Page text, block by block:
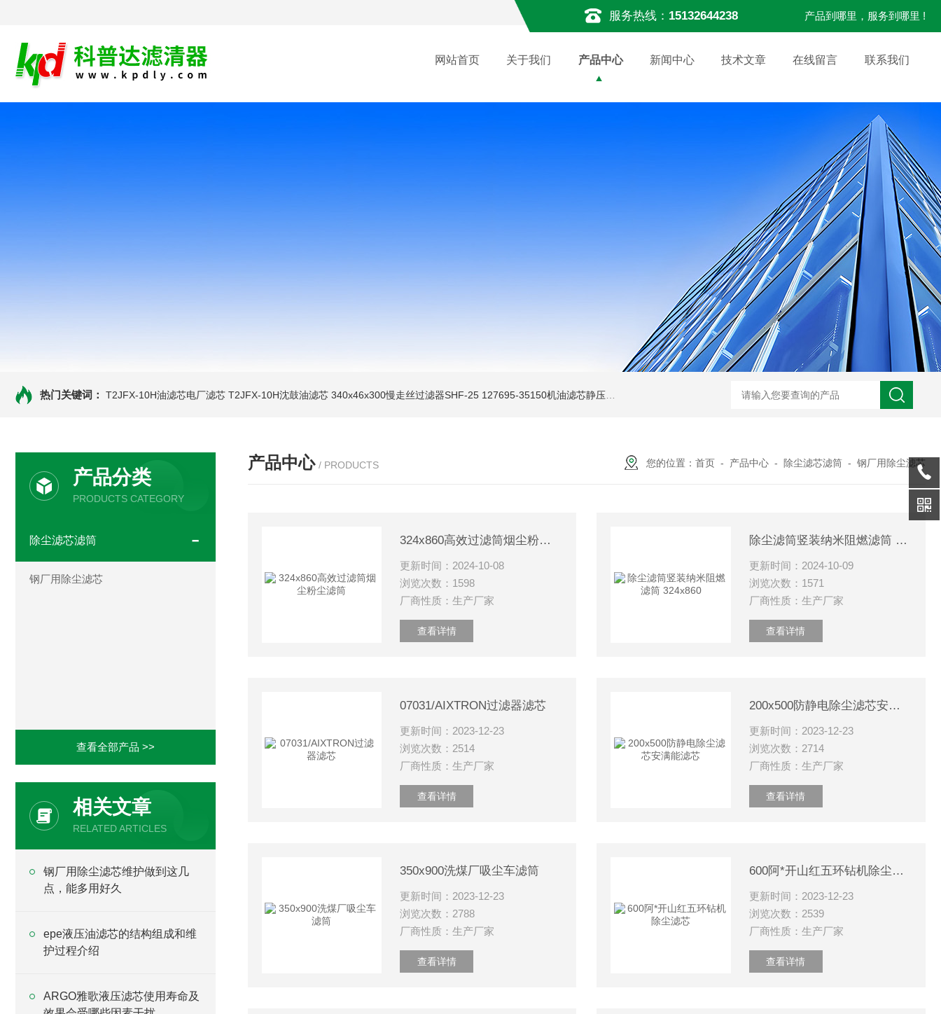
服务热线： 15132644238 产品到哪里，服务到哪里 !
网站首页 关于我们 产品中心 新闻中心 技术文章 在线留言 联系我们
热门关键词： T2JFX-10H油滤芯电厂滤芯 T2JFX-10H沈鼓油滤芯 340x46x300慢走丝过滤器SHF-25 127695-35150机油滤芯静压机滤芯 0250DN010BN4HC液压油滤芯 CST71005离心机滤芯 RFA-630*10/
产品分类
PRODUCTS CATEGORY
除尘滤芯滤筒
钢厂用除尘滤芯
查看全部产品 >>
相关文章
RELATED ARTICLES
钢厂用除尘滤芯维护做到这几
点，能多用好久
epe液压油滤芯的结构组成和维
护过程介绍
ARGO雅歌液压滤芯使用寿命及
产品中心 / PRODUCTS 您的位置： 首页 - 产品中心 - 除尘滤芯滤筒 - 钢厂用除尘滤芯
324x860高效过滤筒烟尘粉尘滤筒
更新时间：2024-10-08
浏览次数：1598
厂商性质：生产厂家
查看详情
除尘滤筒竖装纳米阻燃滤筒 324x860
更新时间：2024-10-09
浏览次数：1571
厂商性质：生产厂家
查看详情
07031/AIXTRON过滤器滤芯
更新时间：2023-12-23
浏览次数：2514
厂商性质：生产厂家
查看详情
200x500防静电除尘滤芯安满能滤芯
更新时间：2023-12-23
浏览次数：2714
厂商性质：生产厂家
查看详情
350x900洗煤厂吸尘车滤筒
更新时间：2023-12-23
浏览次数：2788
厂商性质：生产厂家
查看详情
600阿*开山红五环钻机除尘滤芯
更新时间：2023-12-23
浏览次数：2539
厂商性质：生产厂家
查看详情